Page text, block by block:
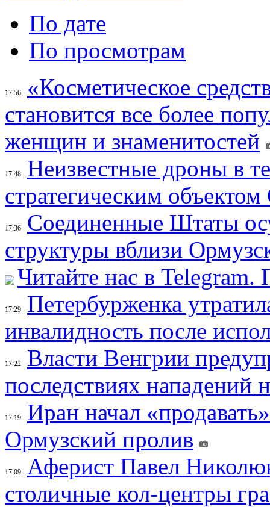
По дате
По просмотрам
17:56
«Косметическое
становится все более
женщин и знаменитостей
17:48
Неизвестные дроны в
стратегическим
17:36
Соединенные Штаты
структуры вблизи
Читайте нас в
17:29
Петербурженка
инвалидность после
17:22
Власти Венгрии
последствиях нападений
17:19
Иран начал
Ормузский пролив
17:09
Аферист Павел
столичные кол-центры